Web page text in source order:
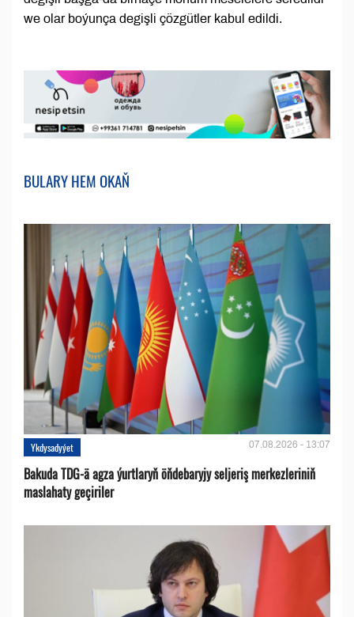
we olar boýunça degişli çözgütler kabul edildi.
BULARY HEM OKAŇ
Ykdysadyýet 07.08.2026 - 13:07
Bakuda TDG-ä agza ýurtlaryň öňdebaryjy seljeriş merkezleriniň
maslahaty geçiriler